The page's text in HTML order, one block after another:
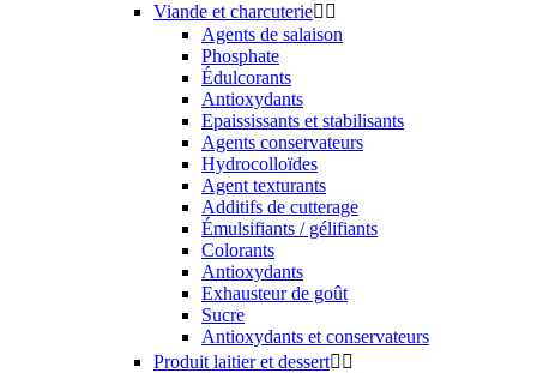
Viande et charcuterie 
Agents de salaison
Phosphate
Édulcorants
Antioxydants
Epaississants et stabilisants
Agents conservateurs
Hydrocolloïdes
Agent texturants
Additifs de cutterage
Émulsifiants / gélifiants
Colorants
Antioxydants
Exhausteur de goût
Sucre
Antioxydants et conservateurs
Produit laitier et dessert 